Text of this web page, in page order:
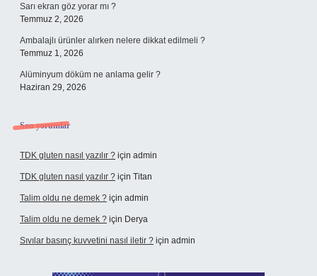
Sarı ekran göz yorar mı ?
Temmuz 2, 2026
Ambalajlı ürünler alırken nelere dikkat edilmeli ?
Temmuz 1, 2026
Alüminyum döküm ne anlama gelir ?
Haziran 29, 2026
Son yorumlar
TDK gluten nasıl yazılır ? için admin
TDK gluten nasıl yazılır ? için Titan
Talim oldu ne demek ? için admin
Talim oldu ne demek ? için Derya
Sıvılar basınç kuvvetini nasıl iletir ? için admin